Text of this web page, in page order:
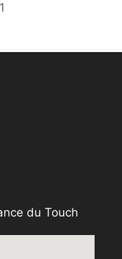
du Touch